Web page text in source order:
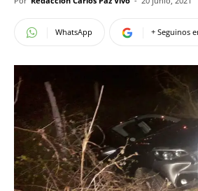
WhatsApp + Seguinos